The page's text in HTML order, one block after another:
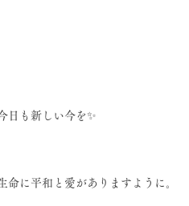
日も新しい今を✨
命に平和と愛がありますように。